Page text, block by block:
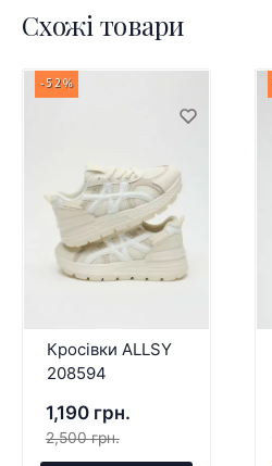
Схожі товари
-52%
Кросівки ALLSY
208594
1,190 грн.
2,500 грн.